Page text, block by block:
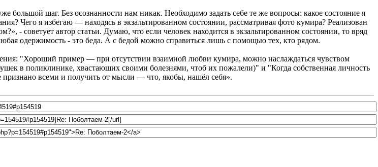
большой шаг. Без осознанности нам никак. Необходимо задать себе те же вопросы: какое состояние я
Чего я избегаю — находясь в экзальтированном состоянии, рассматривая фото кумира? Реализован
- советует автор статьи. Думаю, что если человек находится в экзальтированном состоянии, то вряд
одержимость - это беда. А с бедой можно справиться лишь с помощью тех, кто рядом.
"Хороший пример — при отсутствии взаимной любви кумира, можно наслаждаться чувством
в поликлинике, хвастающих своими болезнями, чтоб их пожалели)" и "Когда собственная личность
признано всеми и получить от мысли — что, якобы, нашёл себя».